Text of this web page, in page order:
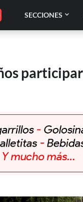
SECCIONES